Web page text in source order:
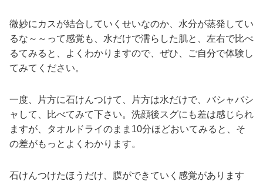
微妙にカスが結合していくせいなのか、水分が蒸発してい
るな～～って感覚も、水だけで濡らした肌と、左右で比べ
るてみると、よくわかりますので、ぜひ、ご自分で体験し
てみてください。
一度、片方に石けんつけて、片方は水だけで、バシャバシ
ャして、比べてみて下さい。洗顔後スグにも差は感じられ
ますが、タオルドライのまま10分ほどおいてみると、そ
の差がもっとよくわかります。
石けんつけたほうだけ、膜ができていく感覚があります